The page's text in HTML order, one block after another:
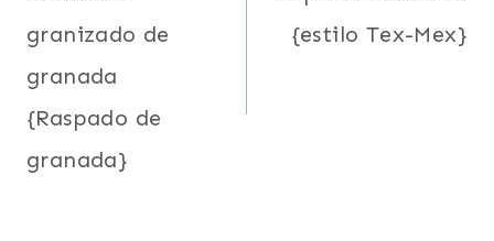
entradas
granizado de
granada
{Raspado de
granada}
{estilo Tex-Mex}